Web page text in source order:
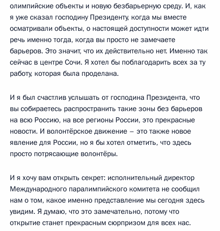
олимпийские объекты и новую безбарьерную среду. И, как
я уже сказал господину Президенту, когда мы вместе
осматривали объекты, о настоящей доступности может идти
речь именно тогда, когда вы просто не замечаете
барьеров. Это значит, что их действительно нет. Именно так
сейчас в центре Сочи. Я хотел бы поблагодарить всех за ту
работу, которая была проделана.
И я был счастлив услышать от господина Президента, что
вы собираетесь распространить такие зоны без барьеров
на всю Россию, на все регионы России, это прекрасные
новости. И волонтёрское движение – это также новое
явление для России, но я бы хотел отметить, что здесь
просто потрясающие волонтёры.
И я хочу вам открыть секрет: исполнительный директор
Международного паралимпийского комитета не сообщил
нам о том, какое именно представление мы сегодня здесь
увидим. Я думаю, что это замечательно, потому что
открытие станет прекрасным сюрпризом для всех нас.